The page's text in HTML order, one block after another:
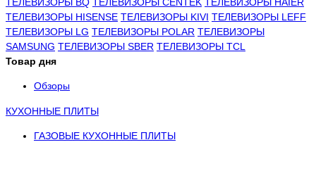
ТЕЛЕВИЗОРЫ HISENSE ТЕЛЕВИЗОРЫ KIVI ТЕЛЕВИЗОРЫ LEFF
ТЕЛЕВИЗОРЫ LG ТЕЛЕВИЗОРЫ POLAR ТЕЛЕВИЗОРЫ
SAMSUNG ТЕЛЕВИЗОРЫ SBER ТЕЛЕВИЗОРЫ TCL
Товар дня
Обзоры
КУХОННЫЕ ПЛИТЫ
ГАЗОВЫЕ КУХОННЫЕ ПЛИТЫ